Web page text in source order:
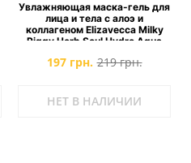
Увлажняющая маска-гель для
лица и тела с алоэ и
коллагеном Elizavecca Milky
Piggy Herb Soul Hydro Aqua
197 грн. 219 грн.
НЕТ В НАЛИЧИИ